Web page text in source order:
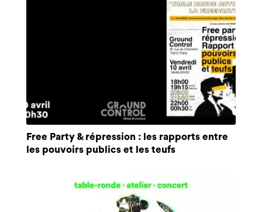
Free Party & répression : les rapports entre
les pouvoirs publics et les teufs